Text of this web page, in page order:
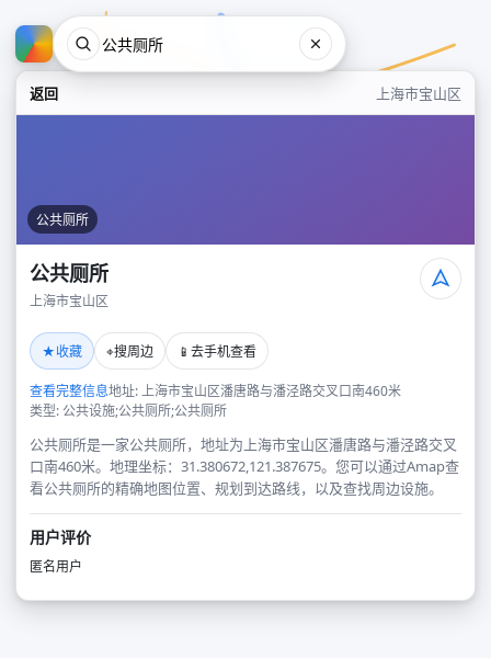
返回 上海市宝山区
公共厕所
公共厕所
上海市宝山区
★收藏 ⌖搜周边 📱 去手机查看
查看完整信息地址: 上海市宝山区潘唐路与潘泾路交叉口南460米
类型: 公共设施;公共厕所;公共厕所
公共厕所是一家公共厕所，地址为上海市宝山区潘唐路与潘泾路交叉
口南460米。地理坐标：31.380672,121.387675。您可以通过Amap查
看公共厕所的精确地图位置、规划到达路线，以及查找周边设施。
用户评价
匿名用户